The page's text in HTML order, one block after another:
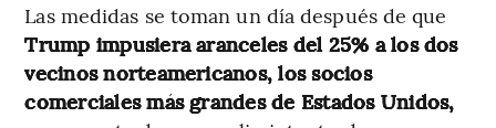
Las medidas se toman un día después de que
Trump impusiera aranceles del 25% a los dos
vecinos norteamericanos, los socios
comerciales más grandes de Estados Unidos,